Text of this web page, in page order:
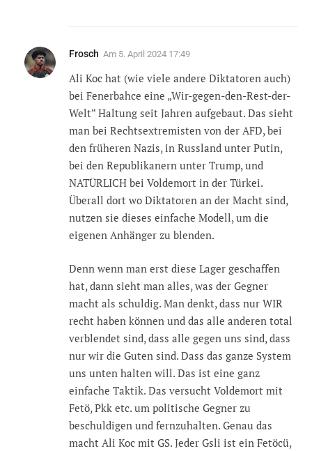
Frosch Am 5. April 2024 17:49
Ali Koc hat (wie viele andere Diktatoren auch)
bei Fenerbahce eine „Wir-gegen-den-Rest-der-
Welt“ Haltung seit Jahren aufgebaut. Das sieht
man bei Rechtsextremisten von der AFD, bei
den früheren Nazis, in Russland unter Putin,
bei den Republikanern unter Trump, und
NATÜRLICH bei Voldemort in der Türkei.
Überall dort wo Diktatoren an der Macht sind,
nutzen sie dieses einfache Modell, um die
eigenen Anhänger zu blenden.
Denn wenn man erst diese Lager geschaffen
hat, dann sieht man alles, was der Gegner
macht als schuldig. Man denkt, dass nur WIR
recht haben können und das alle anderen total
verblendet sind, dass alle gegen uns sind, dass
nur wir die Guten sind. Dass das ganze System
uns unten halten will. Das ist eine ganz
einfache Taktik. Das versucht Voldemort mit
Fetö, Pkk etc. um politische Gegner zu
beschuldigen und fernzuhalten. Genau das
macht Ali Koc mit GS. Jeder Gsli ist ein Fetöcü,